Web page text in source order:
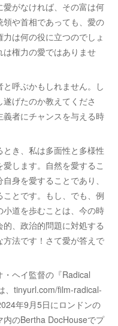
がなければ、その富は何
や首相であっても、愛の
は何の役に立つのでしょ
権力の愛ではありませ
呼ぶかもしれません。し
げたのか教えてくださ
者にチャンスを与える時
き、私は多面性と多様性
します。自然を愛するこ
身を愛することであり、
とです。もし、でも、例
道を歩むことは、今の時
、政治的問題に対処する
法です！さて愛が答えで
ヘイ監督の『Radical
、tinyurl.com/film-radical-
年9月5日にロンドンの
内のBertha DocHouseでプ